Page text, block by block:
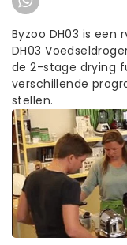
Byzoo DH03 is een
DH03
de 2-stage drying
verschillende
stellen.